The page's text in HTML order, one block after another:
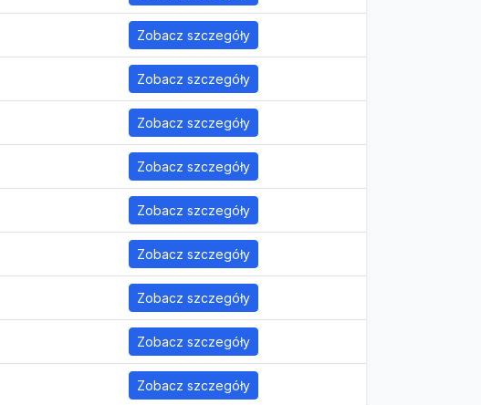
Zobacz szczegóły
Zobacz szczegóły
Zobacz szczegóły
Zobacz szczegóły
Zobacz szczegóły
Zobacz szczegóły
Zobacz szczegóły
Zobacz szczegóły
Zobacz szczegóły